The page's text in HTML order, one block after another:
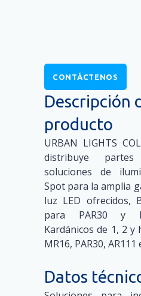
CONTÁCTENOS
Descripción
producto
URBAN LIGHTS
distribuye
soluciones de
Spot para la amplia
luz LED ofrecidos,
para PAR30 y
Kardánicos de 1, 2
MR16, PAR30,
Datos